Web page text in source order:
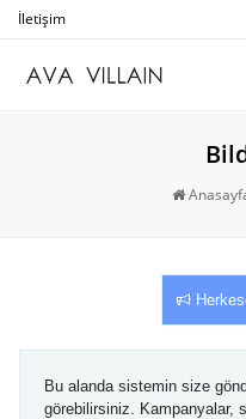
İletişim
Bu alanda sistemin size
görebilirsiniz. Kampanyalar,